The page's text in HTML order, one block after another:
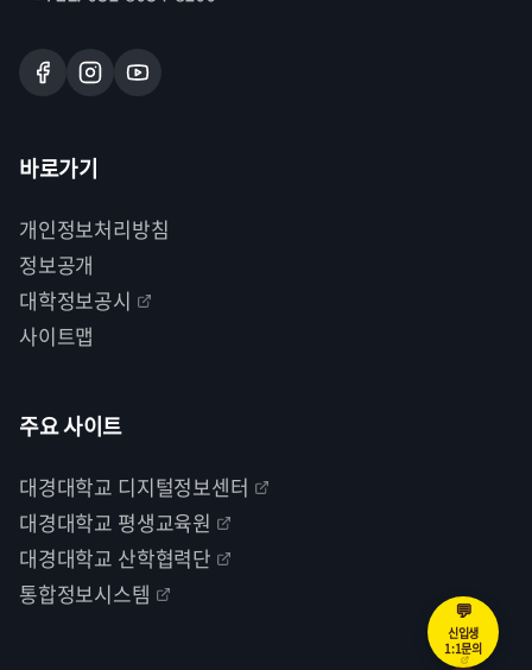
바로가기
개인정보처리방침
정보공개
대학정보공시
사이트맵
주요 사이트
대경대학교 디지털정보센터
대경대학교 평생교육원
대경대학교 산학협력단
통합정보시스템
💬
신입생
1:1문의